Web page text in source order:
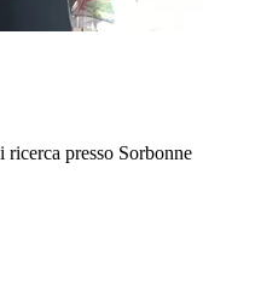
presso Sorbonne